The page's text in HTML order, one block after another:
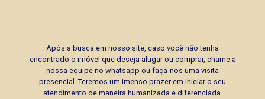
Após a busca em nosso site, caso você não tenha
encontrado o imóvel que deseja alugar ou comprar, chame a
nossa equipe no whatsapp ou faça-nos uma visita
presencial. Teremos um imenso prazer em iniciar o seu
atendimento de maneira humanizada e diferenciada.